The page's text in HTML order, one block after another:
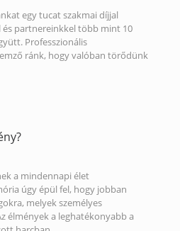
egy tucat szakmai díjjal
és partnereinkkel több mint 10
Professzionális
ránk, hogy valóban törődünk
a mindennapi élet
úgy épül fel, hogy jobban
melyek személyes
élmények a leghatékonyabb a